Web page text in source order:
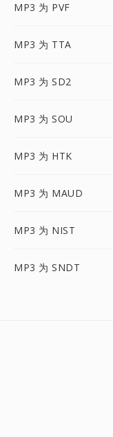
MP3 为 PVF
MP3 为 TTA
MP3 为 SD2
MP3 为 SOU
MP3 为 HTK
MP3 为 MAUD
MP3 为 NIST
MP3 为 SNDT